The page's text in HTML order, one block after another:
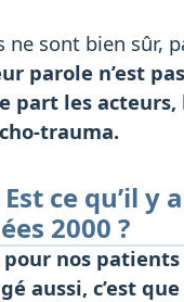
ne sont bien sûr,
parole n’est
part les
trauma.
ce qu’il
2000 ?
nos
aussi, c’est